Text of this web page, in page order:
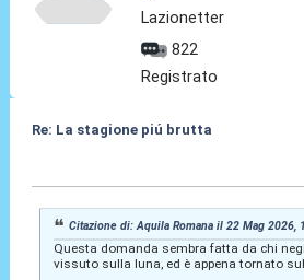
Lazionetter
822
Registrato
Re: La stagione piú brutta
Citazione di: Aquila Romana il 22 Mag 2026,
Questa domanda sembra fatta da chi
vissuto sulla luna, ed è appena tornato